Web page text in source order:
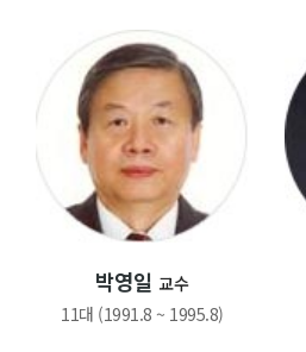
박영일 교수
11대 (1991.8 ~ 1995.8)